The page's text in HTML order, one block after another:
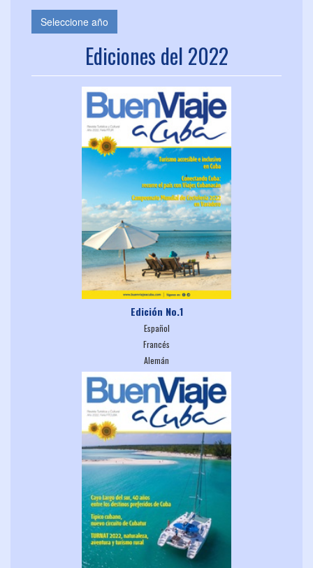
Seleccione año
Ediciones del 2022
Edición No.1
Español
Francés
Alemán